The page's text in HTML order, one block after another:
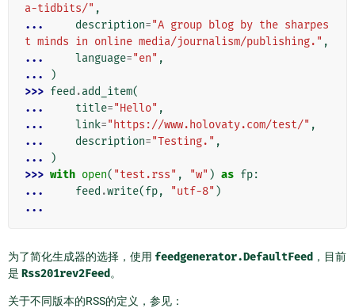
a-tidbits/" ,
...
description="A group blog by the sharpes
t minds in online media/journalism/publishing." ,
...
language="en" ,
...
)
>>> feed .add_item(
...
title="Hello" ,
...
link="https://www.holovaty.com/test/" ,
...
description="Testing." ,
...
)
>>> with open( "test.rss" , "w" ) as fp:
...
feed .write(fp, "utf-8" )
...
为了简化生成器的选择，使用 feedgenerator.DefaultFeed ，目前
是 Rss201rev2Feed 。
关于不同版本的RSS的定义，参见：